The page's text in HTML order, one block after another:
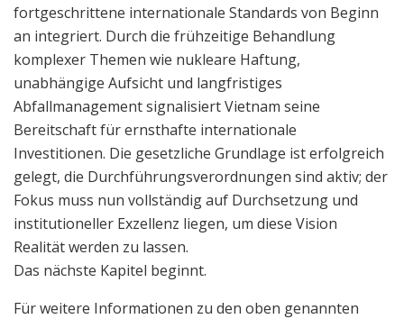
fortgeschrittene internationale Standards von Beginn
an integriert. Durch die frühzeitige Behandlung
komplexer Themen wie nukleare Haftung,
unabhängige Aufsicht und langfristiges
Abfallmanagement signalisiert Vietnam seine
Bereitschaft für ernsthafte internationale
Investitionen. Die gesetzliche Grundlage ist erfolgreich
gelegt, die Durchführungsverordnungen sind aktiv; der
Fokus muss nun vollständig auf Durchsetzung und
institutioneller Exzellenz liegen, um diese Vision
Realität werden zu lassen.
Das nächste Kapitel beginnt.
Für weitere Informationen zu den oben genannten